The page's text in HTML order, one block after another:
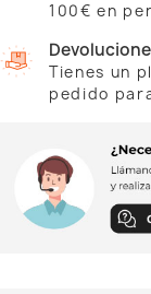
100€ en
Tienes un
pedido